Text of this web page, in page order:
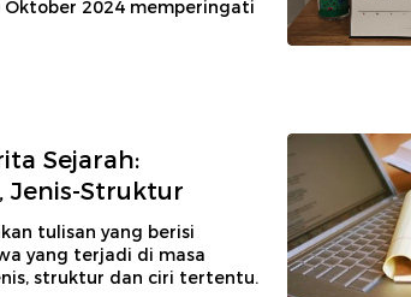
2024 memperingati
Sejarah:
Jenis-Struktur
tulisan yang berisi
yang terjadi di masa
struktur dan ciri tertentu.